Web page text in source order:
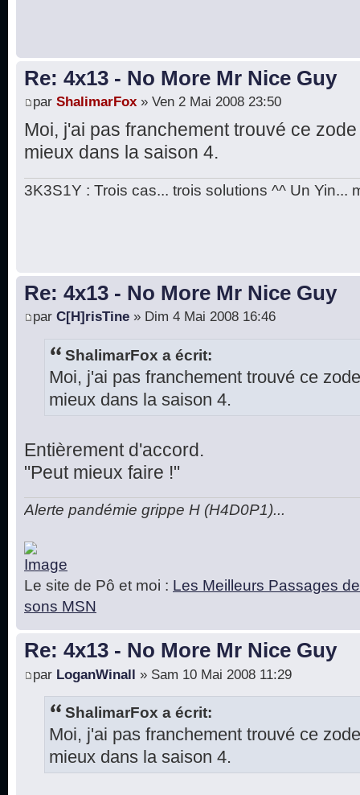
Re: 4x13 - No More Mr Nice Guy
par ShalimarFox » Ven 2 Mai 2008 23:50
Moi, j'ai pas franchement trouvé ce
mieux dans la saison 4.
3K3S1Y : Trois cas... trois solutions ^^ Un Yin...
Re: 4x13 - No More Mr Nice Guy
par C[H]risTine » Dim 4 Mai 2008 16:46
ShalimarFox a écrit:
Moi, j'ai pas franchement trouvé ce
mieux dans la saison 4.
Entièrement d'accord.
"Peut mieux faire !"
Alerte pandémie grippe H (H4D0P1)...
Le site de Pô et moi : Les Meilleurs Passages
sons MSN
Re: 4x13 - No More Mr Nice Guy
par LoganWinall » Sam 10 Mai 2008 11:29
ShalimarFox a écrit:
Moi, j'ai pas franchement trouvé ce
mieux dans la saison 4.